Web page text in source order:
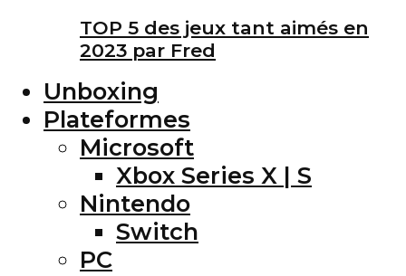
TOP 5 des jeux tant aimés en
2023 par Fred
Unboxing
Plateformes
Microsoft
Xbox Series X | S
Nintendo
Switch
PC